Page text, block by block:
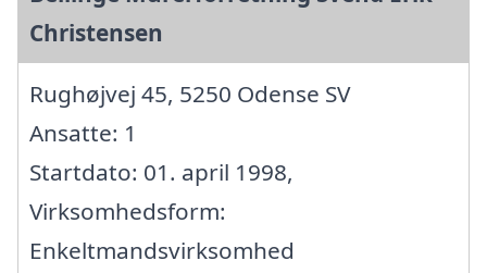
Christensen
Rughøjvej 45, 5250 Odense SV
Ansatte: 1
Startdato: 01. april 1998,
Virksomhedsform:
Enkeltmandsvirksomhed